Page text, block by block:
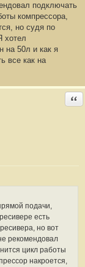
подключать
компрессора,
но судя по
хотел
на 50л и как я
все как на
подачи,
есть
но вот
рекомендовал
цикл работы
накроется,